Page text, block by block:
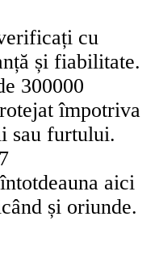
cu
și fiabilitate.
300000
împotriva
sau furtului.
aici
și oriunde.